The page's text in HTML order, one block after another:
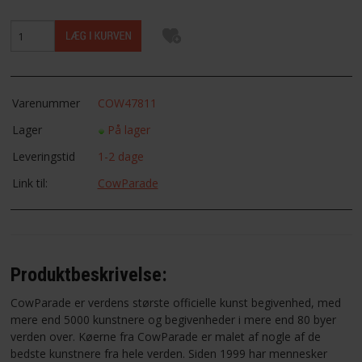
Varenummer
COW47811
Lager
På lager
Leveringstid
1-2 dage
Link til:
CowParade
Produktbeskrivelse:
CowParade er verdens største officielle kunst begivenhed, med
mere end 5000 kunstnere og begivenheder i mere end 80 byer
verden over. Køerne fra CowParade er malet af nogle af de
bedste kunstnere fra hele verden. Siden 1999 har mennesker